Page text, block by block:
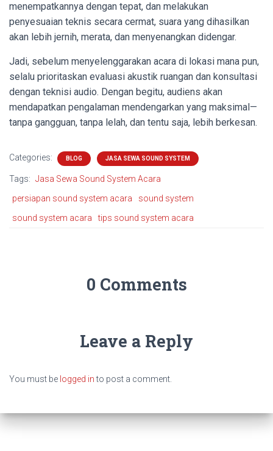
menempatkannya dengan tepat, dan melakukan
penyesuaian teknis secara cermat, suara yang dihasilkan
akan lebih jernih, merata, dan menyenangkan didengar.
Jadi, sebelum menyelenggarakan acara di lokasi mana pun,
selalu prioritaskan evaluasi akustik ruangan dan konsultasi
dengan teknisi audio. Dengan begitu, audiens akan
mendapatkan pengalaman mendengarkan yang maksimal—
tanpa gangguan, tanpa lelah, dan tentu saja, lebih berkesan.
Categories: BLOG JASA SEWA SOUND SYSTEM
Tags: Jasa Sewa Sound System Acara
persiapan sound system acara
sound system
sound system acara
tips sound system acara
0 Comments
Leave a Reply
You must be logged into post a comment.